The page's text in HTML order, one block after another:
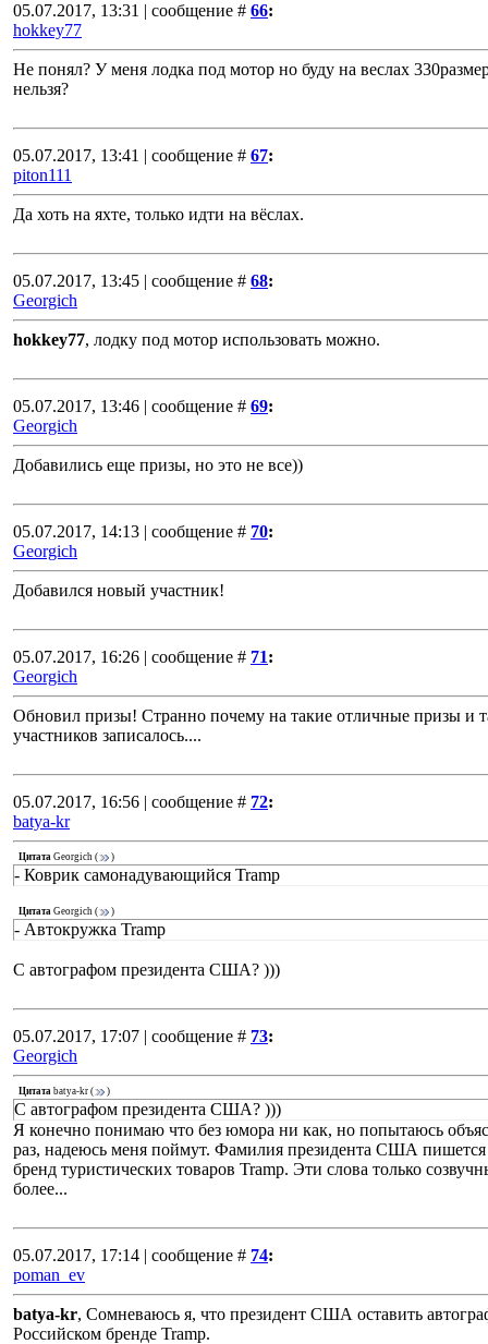
05.07.2017, 13:31 | сообщение # 66:
hokkey77
Не понял? У меня лодка под мотор но буду на веслах
нельзя?
05.07.2017, 13:41 | сообщение # 67:
piton111
Да хоть на яхте, только идти на вёслах.
05.07.2017, 13:45 | сообщение # 68:
Georgich
hokkey77, лодку под мотор использовать можно.
05.07.2017, 13:46 | сообщение # 69:
Georgich
Добавились еще призы, но это не все))
05.07.2017, 14:13 | сообщение # 70:
Georgich
Добавился новый участник!
05.07.2017, 16:26 | сообщение # 71:
Georgich
Обновил призы! Странно почему на такие отличные призы и
участников записалось....
05.07.2017, 16:56 | сообщение # 72:
batya-kr
Цитата Georgich ( )
- Коврик самонадувающийся Tramp
Цитата Georgich ( )
- Автокружка Tramp
С автографом президента США? )))
05.07.2017, 17:07 | сообщение # 73:
Georgich
Цитата batya-kr ( )
С автографом президента США? )))
Я конечно понимаю что без юмора ни как, но попытаюсь
раз, надеюсь меня поймут. Фамилия президента США пишется
бренд туристических товаров Tramp. Эти слова только
более...
05.07.2017, 17:14 | сообщение # 74:
poman_ev
batya-kr, Сомневаюсь я, что президент США оставить
Российском бренде Tramp.